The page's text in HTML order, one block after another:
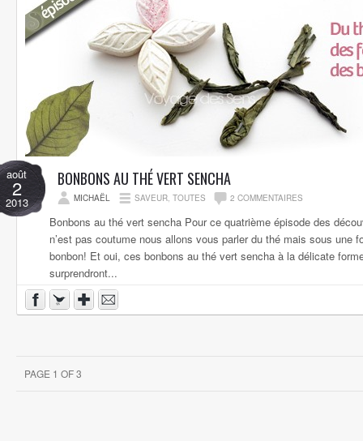
août
2
2013
BONBONS AU THÉ VERT SENCHA
MICHAËL SAVEUR, TOUTES 2 COMMENTAIRES
Bonbons au thé vert sencha Pour ce quatrième épisode des
n’est pas coutume nous allons vous parler du thé mais sous une
bonbon! Et oui, ces bonbons au thé vert sencha à la délicate
surprendront...
PAGE 1 OF 3